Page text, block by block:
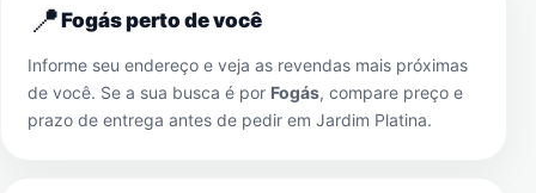
📍Fogás perto de você
Informe seu endereço e veja as revendas mais próximas
de você. Se a sua busca é por Fogás, compare preço e
prazo de entrega antes de pedir em Jardim Platina.